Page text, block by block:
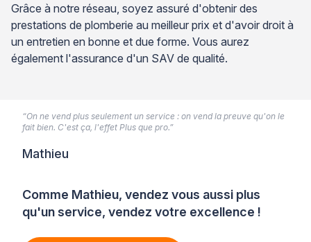
Grâce à notre réseau, soyez assuré d'obtenir des
prestations de plomberie au meilleur prix et d'avoir droit à
un entretien en bonne et due forme. Vous aurez
également l'assurance d'un SAV de qualité.
Comme Mathieu, vendez vous aussi plus
qu'un service, vendez votre excellence !
“On ne vend plus seulement un service : on vend la preuve qu'on le
fait bien. C'est ça, l'effet Plus que pro.”
Mathieu